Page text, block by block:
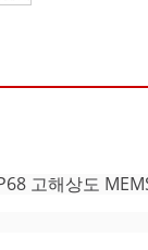
고해상도